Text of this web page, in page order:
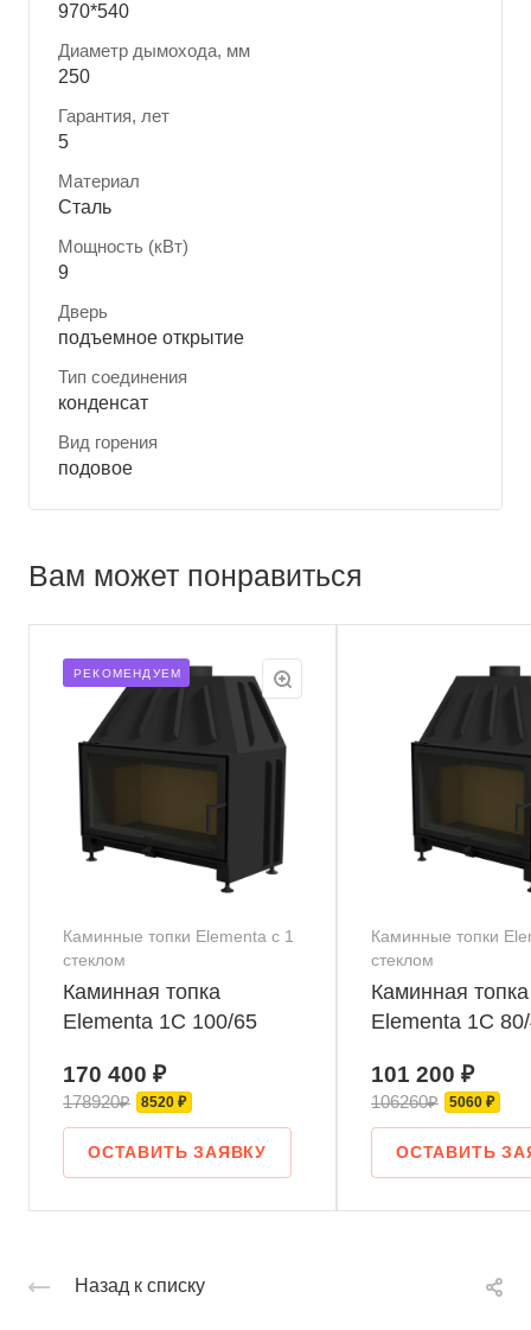
970*540
Диаметр дымохода, мм
250
Гарантия, лет
5
Материал
Сталь
Мощность (кВт)
9
Дверь
подъемное открытие
Тип соединения
конденсат
Вид горения
подовое
Вам может понравиться
РЕКОМЕНДУЕМ
Каминные топки Elementa с 1
стеклом
Каминная топка
Elementa 1С 100/65
170 400 ₽
178920₽ 8520 ₽
ОСТАВИТЬ ЗАЯВКУ
Каминные топки
стеклом
Каминная топка
Elementa 1С
101 200 ₽
106260₽ 5060 ₽
ОСТАВИТЬ
Назад к списку